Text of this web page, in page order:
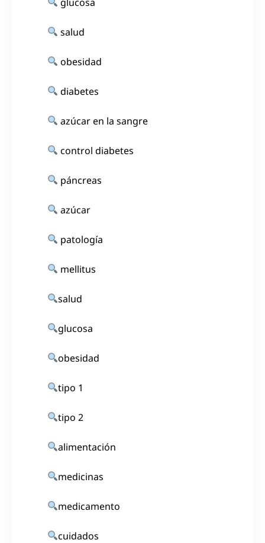
salud
obesidad
diabetes
azúcar en la sangre
control diabetes
páncreas
azúcar
patología
mellitus
salud
glucosa
obesidad
tipo 1
tipo 2
alimentación
medicinas
medicamento
cuidados